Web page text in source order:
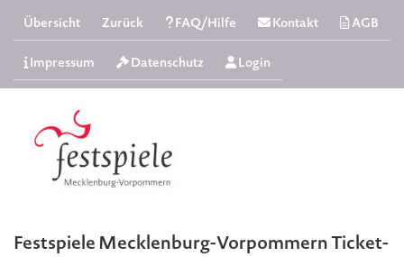
Übersicht Zurück FAQ/Hilfe Kontakt AGB
Impressum Datenschutz Login
Festspiele Mecklenburg-Vorpommern Ticket-